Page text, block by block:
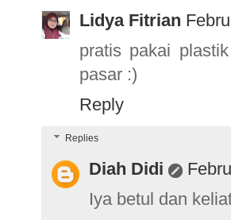
Lidya Fitrian
pratis pakai
pasar :)
Reply
Replies
Diah Didi
Iya betul dan